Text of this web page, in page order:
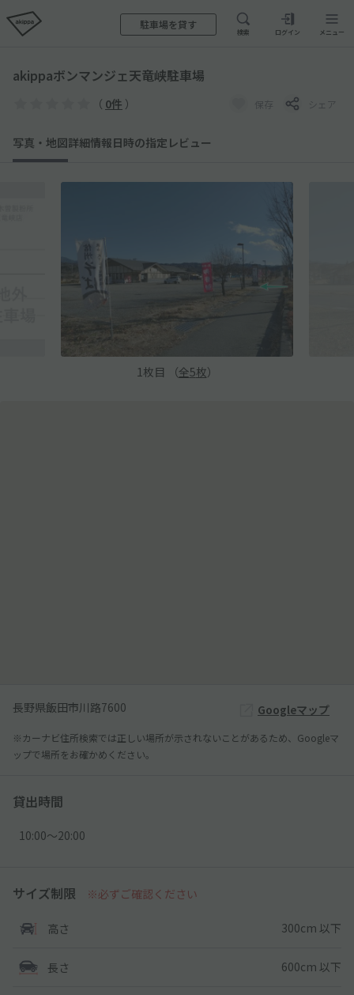
駐車場を貸す
検索 ログイン メニュー
akippaボンマンジェ天竜峡駐車場
（ 0件 ） 保存 シェア
写真・地図詳細情報日時の指定 レビュー
1 枚目 （全5枚）
長野県飯田市川路7600 Googleマップ
※カーナビ住所検索では正しい場所が示されないことがあるため、Googleマ
ップで場所をお確かめください。
貸出時間
10:00〜20:00
サイズ制限 ※必ずご確認ください
高さ 300cm 以下
長さ 600cm 以下